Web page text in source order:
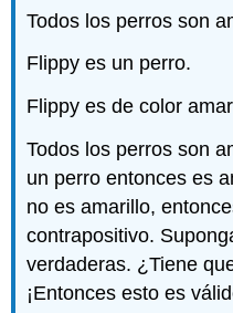
Todos los perros son
Flippy es un perro.
Flippy es de color
Todos los perros son
un perro entonces es
no es amarillo,
contrapositivo.
verdaderas. ¿Tiene
¡Entonces esto es